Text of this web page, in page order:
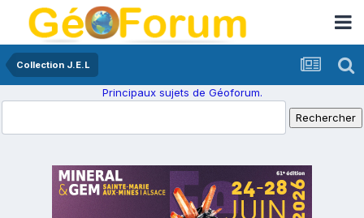
Collection J.E.L
Principaux sujets de Géoforum.